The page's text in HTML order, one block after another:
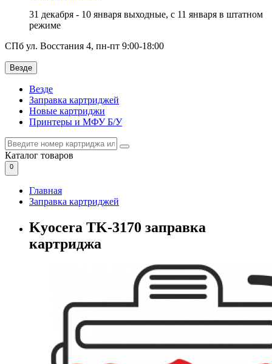
31 декабря - 10 января выходные, с 11 января в штатном
режиме
СПб ул. Восстания 4, пн-пт 9:00-18:00
Везде
Везде
Заправка картриджей
Новые картриджи
Принтеры и МФУ Б/У
Каталог товаров
0
Главная
Заправка картриджей
Kyocera TK-3170 заправка
картриджа